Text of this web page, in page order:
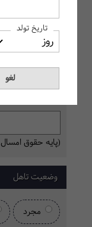
ماه مورد محاسبه
پایه حقوق روزانه
(پایه حقوق امسال 346,000 تومان است.)
وضعیت تاهل
مجرد
تاریخ تولد